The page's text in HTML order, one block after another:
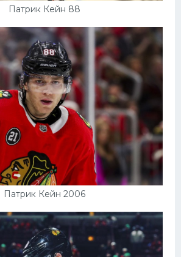
Патрик Кейн 88
Патрик Кейн 2006